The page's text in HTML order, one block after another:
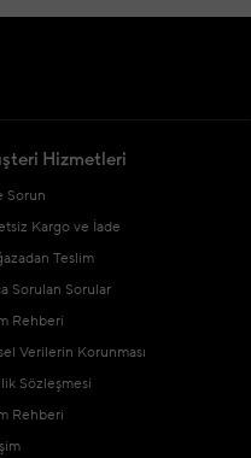
Hizmetleri
Sorun
Kargo ve İade
Teslim
Sorulan Sorular
Rehberi
Verilerin Korunması
Sözleşmesi
Rehberi